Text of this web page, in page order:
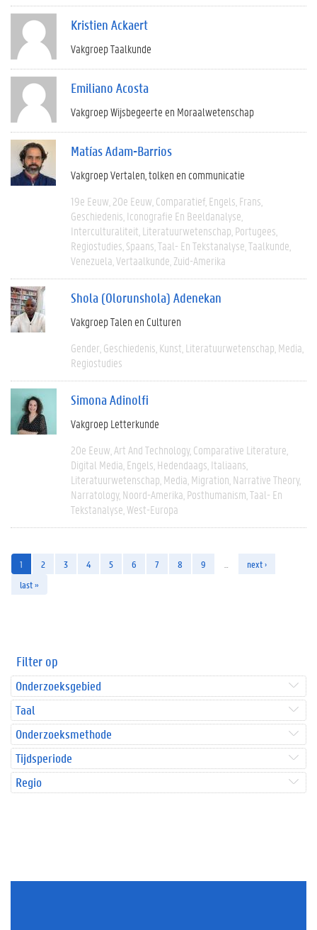
Kristien Ackaert
Vakgroep Taalkunde
Emiliano Acosta
Vakgroep Wijsbegeerte en Moraalwetenschap
Matías Adam-Barrios
Vakgroep Vertalen, tolken en communicatie
19e Eeuw 20e Eeuw Comparatief Engels Frans
Geschiedenis Iconografie En Beeldanalyse
Interculturaliteit Literatuurwetenschap Portugees
Regiostudies Spaans Taal- En Tekstanalyse Taalkunde
Venezuela Vertaalkunde Zuid-Amerika
Shola (Olorunshola) Adenekan
Vakgroep Talen en Culturen
Gender Geschiedenis Kunst Literatuurwetenschap Media
Regiostudies
Simona Adinolfi
Vakgroep Letterkunde
20e Eeuw Art And Technology Comparative Literature
Digital Media Engels Hedendaags Italiaans
Literatuurwetenschap Media Migration Narrative Theory
Narratology Noord-Amerika Posthumanism Taal- En
Tekstanalyse West-Europa
1 2 3 4 5 6 7 8 9
next ›
last »
Filter op
Onderzoeksgebied
Taal
Onderzoeksmethode
Tijdsperiode
Regio